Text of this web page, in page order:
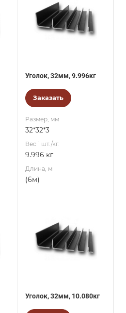
Уголок, 32мм, 9.996кг
Заказать
Размер, мм
32*32*3
Вес 1 шт./кг.
9.996 кг
Длина, м
(6м)
Уголок, 32мм, 10.080кг